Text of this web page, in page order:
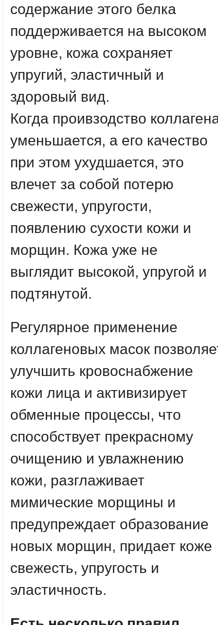
содержание этого белка
поддерживается на высоком
уровне, кожа сохраняет
упругий, эластичный и
здоровый вид.
Когда проивзодство
уменьшается, а его качество
при этом ухудшается, это
влечет за собой потерю
свежести, упругости,
появлению сухости кожи и
морщин. Кожа уже не
выглядит высокой, упругой и
подтянутой.
Регулярное применение
коллагеновых масок
улучшить кровоснабжение
кожи лица и активизирует
обменные процессы, что
способствует прекрасному
очищению и увлажнению
кожи, разглаживает
мимические морщины и
предупреждает образование
новых морщин, придает коже
свежесть, упругость и
эластичность.